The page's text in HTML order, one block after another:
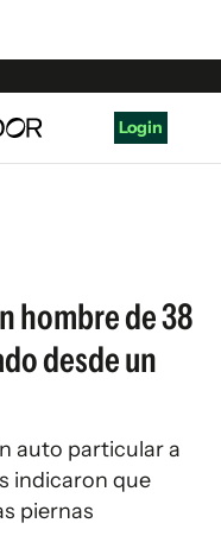
Login
hombre de 38
desde un
auto particular a
indicaron que
piernas